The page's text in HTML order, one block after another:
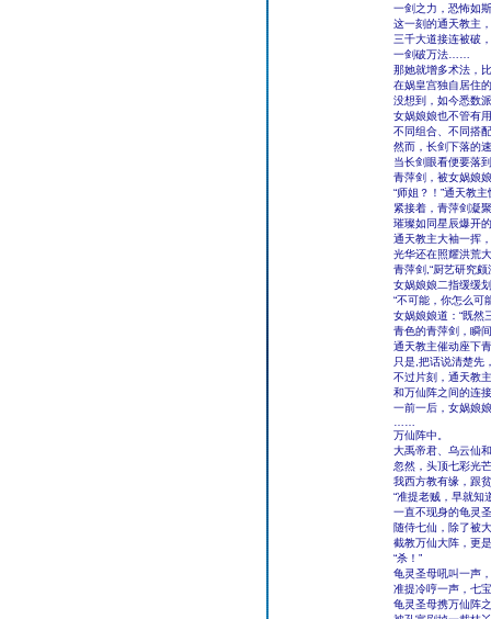
一剑之力，恐怖如
这一刻的通天教主
三千大道接连被破
一剑破万法……
那她就增多术法，
在娲皇宫独自居住
没想到，如今悉数
女娲娘娘也不管有
不同组合、不同搭
然而，长剑下落的
当长剑眼看便要落
青萍剑，被女娲娘
“师姐？！”通天教
紧接着，青萍剑凝
璀璨如同星辰爆开
通天教主大袖一挥
光华还在照耀洪荒
青萍剑,“厨艺研究
女娲娘娘二指缓缓
“不可能，你怎么
女娲娘娘道：“既然
青色的青萍剑，瞬
通天教主催动座下
只是,把话说清楚先
不过片刻，通天教
和万仙阵之间的连
一前一后，女娲娘
万仙阵中。
大禹帝君、乌云仙
忽然，头顶七彩光
我西方教有缘，跟
“准提老贼，早就知
一直不现身的龟灵
随侍七仙，除了被
截教万仙大阵，更
“杀！”
龟灵圣母吼叫一声
准提冷哼一声，七
龟灵圣母携万仙阵